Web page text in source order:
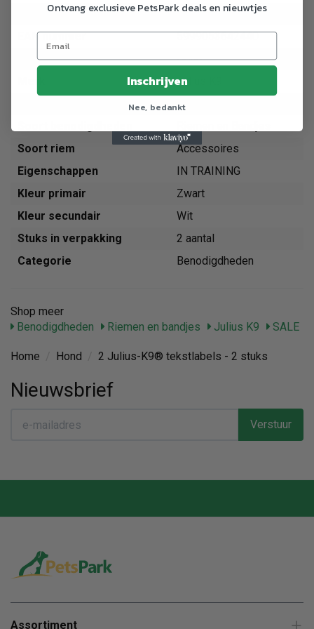
Artikelnummer
151068
EAN nummer
5999053642440
Dier
Hond
Julius K9
S
Soort riem
Accessoires
Eigenschappen
IN TRAINING
Kleur primair
Zwart
Kleur secundair
Wit
Stuks in verpakking
2 aantal
Categorie
Benodigdheden
Shop meer
Benodigdheden
Riemen en bandjes Julius K9 SALE
Home Hond 2 Julius-K9® tekstlabels - 2 stuks
Nieuwsbrief
Verstuur
Assortiment
Ontvang exclusieve PetsPark deals en nieuwtjes
Inschrijven
Nee, bedankt